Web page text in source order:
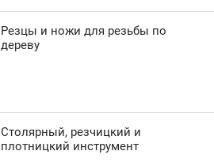
Резцы и ножи для резьбы по
дереву
Столярный, резчицкий и
плотницкий инструмент